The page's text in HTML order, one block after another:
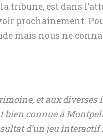
tribune, est dans
prochainement.
mais nous ne
et aux
bien connue à
d’un jeu